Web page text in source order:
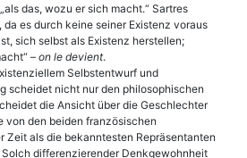
das, wozu er sich macht.“ Sartres
es durch keine seiner Existenz voraus
sich selbst als Existenz herstellen;
– on le devient.
Selbstentwurf und
scheidet nicht nur den philosophischen
die Ansicht über die Geschlechter
von den beiden französischen
Zeit als die bekanntesten Repräsentanten
differenzierender Denkgewohnheit